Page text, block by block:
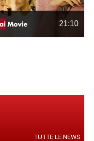
21:10
TUTTE LE NEWS